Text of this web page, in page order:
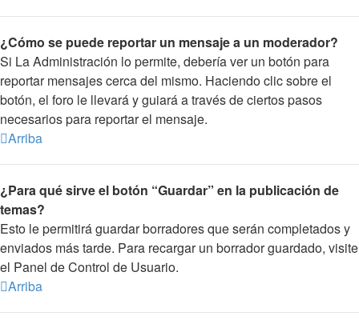
¿Cómo se puede reportar un mensaje a un moderador?
Si La Administración lo permite, debería ver un botón para
reportar mensajes cerca del mismo. Haciendo clic sobre el
botón, el foro le llevará y guiará a través de ciertos pasos
necesarios para reportar el mensaje.
Arriba
¿Para qué sirve el botón “Guardar” en la publicación de
temas?
Esto le permitirá guardar borradores que serán completados y
enviados más tarde. Para recargar un borrador guardado, visite
el Panel de Control de Usuario.
Arriba